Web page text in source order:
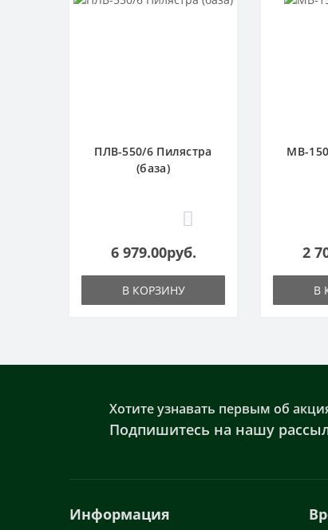
ПЛВ-550/6 Пилястра
(база)
6 979.00руб.
В КОРЗИНУ
МВ-
2
В
Хотите узнавать первым об
Подпишитесь на нашу
Информация